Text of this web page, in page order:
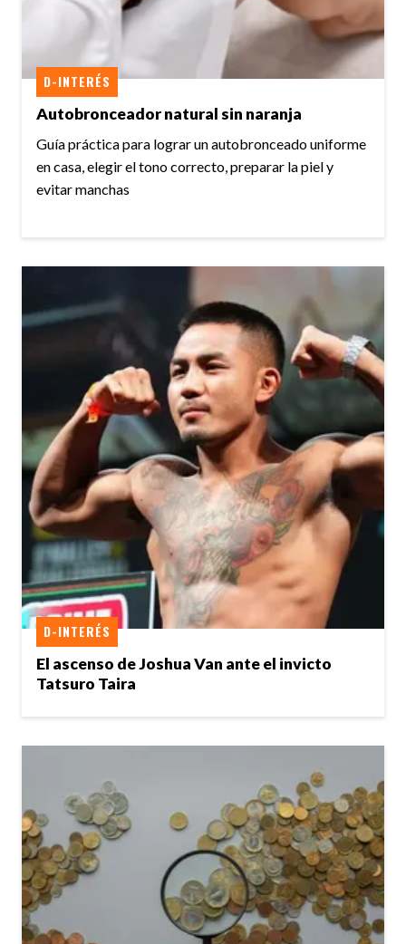
Autobronceador natural sin naranja
D-INTERÉS
Guía práctica para lograr un autobronceado uniforme
en casa, elegir el tono correcto, preparar la piel y
evitar manchas
El ascenso de Joshua Van ante el invicto
Tatsuro Taira
D-INTERÉS